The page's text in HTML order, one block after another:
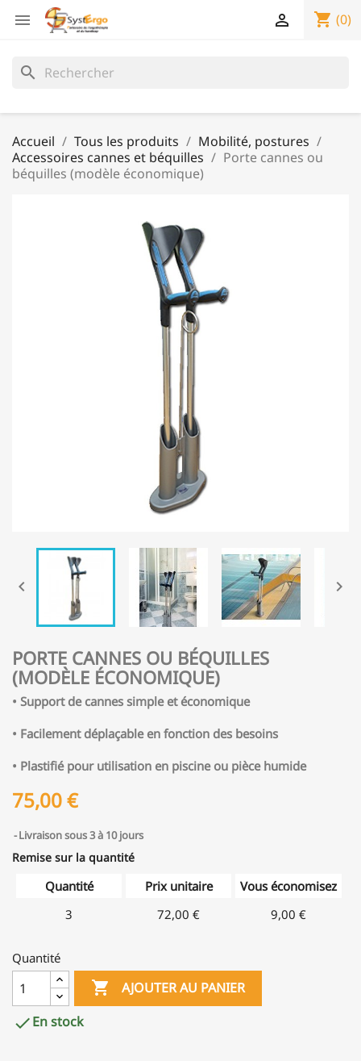
 shopping_cart (0)

search
Accueil Tous les produits
Mobilité, postures
Accessoires cannes et béquilles
Porte cannes ou
béquilles (modèle économique)
 
PORTE CANNES OU BÉQUILLES
(MODÈLE ÉCONOMIQUE)
• Support de cannes simple et économique
• Facilement déplaçable en fonction des besoins
• Plastifié pour utilisation en piscine ou pièce humide
75,00 €
Livraison sous 3 à 10 jours
Remise sur la quantité
Quantité Prix unitaire
Vous économisez
3
72,00 € 9,00 €
Quantité
 AJOUTER AU PANIER
En stock